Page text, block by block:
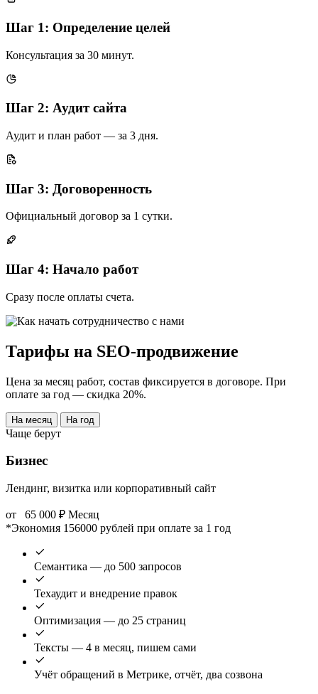
Шаг 1: Определение целей
Консультация за 30 минут.
Шаг 2: Аудит сайта
Аудит и план работ — за 3 дня.
Шаг 3: Договоренность
Официальный договор за 1 сутки.
Шаг 4: Начало работ
Сразу после оплаты счета.
Тарифы на SEO-продвижение
Цена за месяц работ, состав фиксируется в договоре. При
оплате за год — скидка 20%.
На месяц На год
Чаще берут
Бизнес
Лендинг, визитка или корпоративный сайт
от 65 000 ₽ Месяц
*Экономия 156000 рублей при оплате за 1 год
Семантика — до 500 запросов
Техаудит и внедрение правок
Оптимизация — до 25 страниц
Тексты — 4 в месяц, пишем сами
Учёт обращений в Метрике, отчёт, два созвона